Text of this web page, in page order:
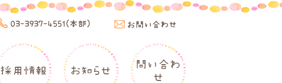
03-3937-4551(本部) お問い合わせ
採用情報 お知らせ
問い合わ
せ